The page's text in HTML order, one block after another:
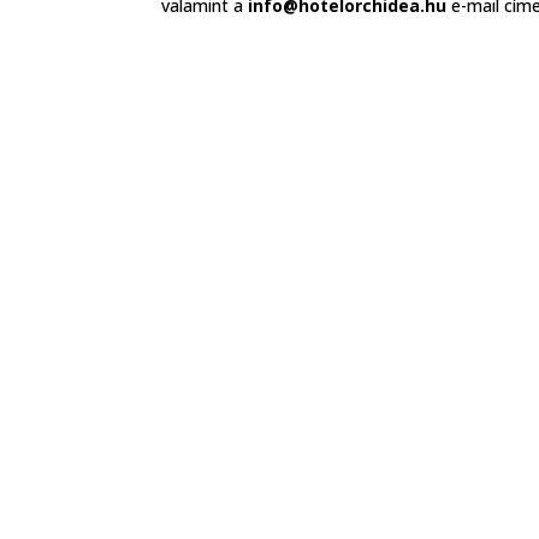
valamint a info@hotelorchidea.hu e-mail